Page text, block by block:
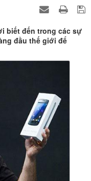
biết đến trong các sự
đầu thế giới để